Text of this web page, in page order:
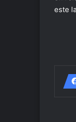
este